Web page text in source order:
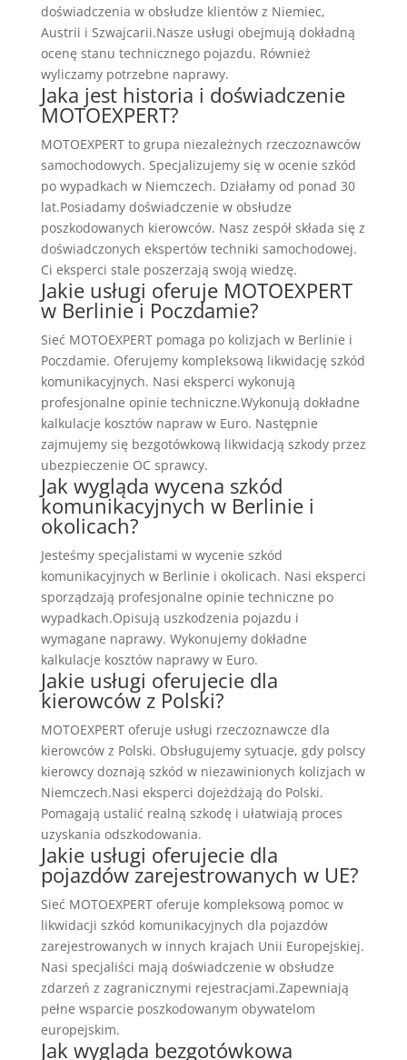
doświadczenia w obsłudze klientów z Niemiec,
Austrii i Szwajcarii.Nasze usługi obejmują dokładną
ocenę stanu technicznego pojazdu. Również
wyliczamy potrzebne naprawy.
Jaka jest historia i doświadczenie
MOTOEXPERT?
MOTOEXPERT to grupa niezależnych rzeczoznawców
samochodowych. Specjalizujemy się w ocenie szkód
po wypadkach w Niemczech. Działamy od ponad 30
lat.Posiadamy doświadczenie w obsłudze
poszkodowanych kierowców. Nasz zespół składa się z
doświadczonych ekspertów techniki samochodowej.
Ci eksperci stale poszerzają swoją wiedzę.
Jakie usługi oferuje MOTOEXPERT
w Berlinie i Poczdamie?
Sieć MOTOEXPERT pomaga po kolizjach w Berlinie i
Poczdamie. Oferujemy kompleksową likwidację szkód
komunikacyjnych. Nasi eksperci wykonują
profesjonalne opinie techniczne.Wykonują dokładne
kalkulacje kosztów napraw w Euro. Następnie
zajmujemy się bezgotówkową likwidacją szkody przez
ubezpieczenie OC sprawcy.
Jak wygląda wycena szkód
komunikacyjnych w Berlinie i
okolicach?
Jesteśmy specjalistami w wycenie szkód
komunikacyjnych w Berlinie i okolicach. Nasi eksperci
sporządzają profesjonalne opinie techniczne po
wypadkach.Opisują uszkodzenia pojazdu i
wymagane naprawy. Wykonujemy dokładne
kalkulacje kosztów naprawy w Euro.
Jakie usługi oferujecie dla
kierowców z Polski?
MOTOEXPERT oferuje usługi rzeczoznawcze dla
kierowców z Polski. Obsługujemy sytuacje, gdy polscy
kierowcy doznają szkód w niezawinionych kolizjach w
Niemczech.Nasi eksperci dojeżdżają do Polski.
Pomagają ustalić realną szkodę i ułatwiają proces
uzyskania odszkodowania.
Jakie usługi oferujecie dla
pojazdów zarejestrowanych w UE?
Sieć MOTOEXPERT oferuje kompleksową pomoc w
likwidacji szkód komunikacyjnych dla pojazdów
zarejestrowanych w innych krajach Unii Europejskiej.
Nasi specjaliści mają doświadczenie w obsłudze
zdarzeń z zagranicznymi rejestracjami.Zapewniają
pełne wsparcie poszkodowanym obywatelom
europejskim.
Jak wygląda bezgotówkowa